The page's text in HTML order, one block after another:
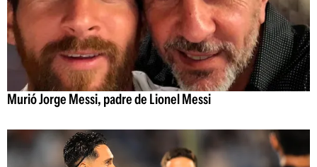
Murió Jorge Messi, padre de Lionel Messi